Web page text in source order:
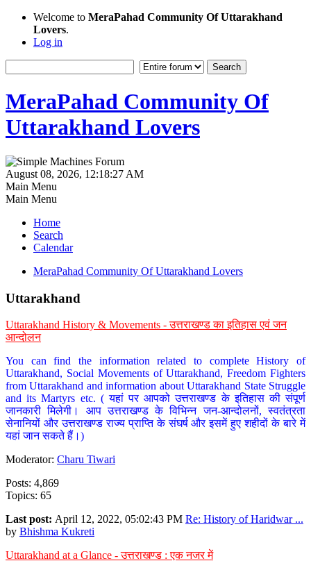
Welcome to MeraPahad Community Of Uttarakhand
Lovers.
Log in
MeraPahad Community Of
Uttarakhand Lovers
August 08, 2026, 12:18:27 AM
Main Menu
Main Menu
Home
Search
Calendar
MeraPahad Community Of Uttarakhand Lovers
Uttarakhand
Uttarakhand History & Movements - उत्तराखण्ड का इतिहास एवं जन
आन्दोलन
You can find the information related to complete History of
Uttarakhand, Social Movements of Uttarakhand, Freedom Fighters
from Uttarakhand and information about Uttarakhand State Struggle
and its Martyrs etc. ( यहां पर आपको उत्तराखण्ड के इतिहास की संपूर्ण
जानकारी मिलेगी। आप उत्तराखण्ड के विभिन्न जन-आन्दोलनों, स्वतंत्रता
सेनानियों और उत्तराखण्ड राज्य प्राप्ति के संघर्ष और इसमें हुए शहीदों के बारे में
यहां जान सकते हैं।)
Moderator: Charu Tiwari
Posts: 4,869
Topics: 65
Last post: April 12, 2022, 05:02:43 PM Re: History of Haridwar ...
by Bhishma Kukreti
Uttarakhand at a Glance - उत्तराखण्ड : एक नजर में